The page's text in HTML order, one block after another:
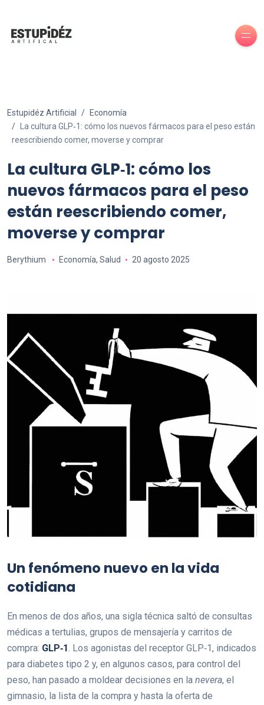
Estupidéz Artificial
Economía
La cultura GLP‑1: cómo los nuevos fármacos para el peso están
reescribiendo comer, moverse y comprar
La cultura GLP‑1: cómo los
nuevos fármacos para el peso
están reescribiendo comer,
moverse y comprar
Berythium Economía, Salud 20 agosto 2025
Un fenómeno nuevo en la vida
cotidiana
En menos de dos años, una sigla técnica saltó de consultas
médicas a tertulias, grupos de mensajería y carritos de
compra: GLP‑1 . Los agonistas del receptor GLP‑1, indicados
para diabetes tipo 2 y, en algunos casos, para control del
peso, han pasado a moldear decisiones en la nevera, el
gimnasio, la lista de la compra y hasta la oferta de